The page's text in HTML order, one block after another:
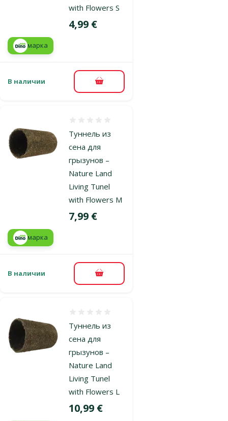
with Flowers S
Цена
4,99 €
марка
В наличии В корзину
Туннель из
сена для
грызунов –
Nature Land
Living Tunel
with Flowers M
Цена
7,99 €
марка
В наличии В корзину
Туннель из
сена для
грызунов –
Nature Land
Living Tunel
with Flowers L
Цена
10,99 €